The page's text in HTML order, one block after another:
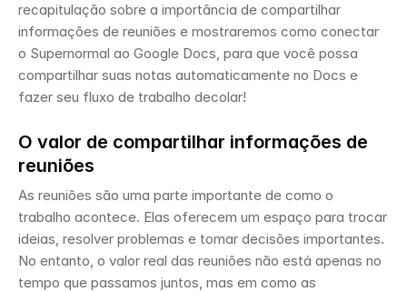
recapitulação sobre a importância de compartilhar
informações de reuniões e mostraremos como conectar
o Supernormal ao Google Docs, para que você possa
compartilhar suas notas automaticamente no Docs e
fazer seu fluxo de trabalho decolar!
O valor de compartilhar informações de
reuniões
As reuniões são uma parte importante de como o
trabalho acontece. Elas oferecem um espaço para trocar
ideias, resolver problemas e tomar decisões importantes.
No entanto, o valor real das reuniões não está apenas no
tempo que passamos juntos, mas em como as